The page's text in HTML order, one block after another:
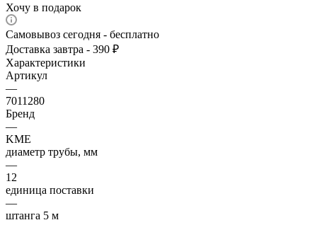
Хочу в подарок
Самовывоз сегодня - бесплатно
Доставка завтра - 390 ₽
Характеристики
Артикул
—
7011280
Бренд
—
KME
диаметр трубы, мм
—
12
единица поставки
—
штанга 5 м